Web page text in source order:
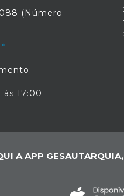
(Número
às 17:00
A APP GESAUTARQUIA,